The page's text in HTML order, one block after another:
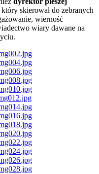
który skierował do zebranych
wierność
wiary dawane na